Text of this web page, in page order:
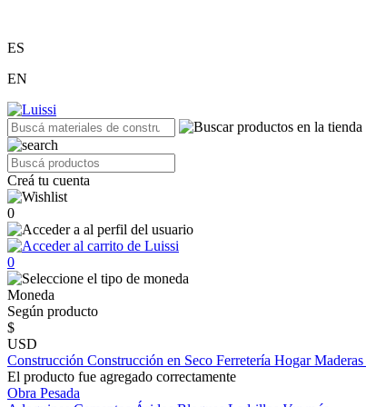
ES
EN
Creá tu cuenta
0
0
Moneda
Según producto
$
USD
Construcción Construcción en Seco Ferretería HogarMaderas
El producto fue agregado correctamente
Obra Pesada